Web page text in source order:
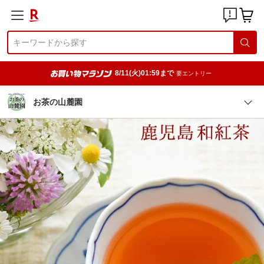
8/11(火)01:59まで 要エントリー
お茶の山麓園